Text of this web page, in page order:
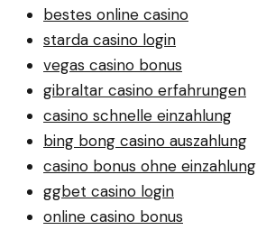
bestes online casino
starda casino login
vegas casino bonus
gibraltar casino erfahrungen
casino schnelle einzahlung
bing bong casino auszahlung
casino bonus ohne einzahlung
ggbet casino login
online casino bonus